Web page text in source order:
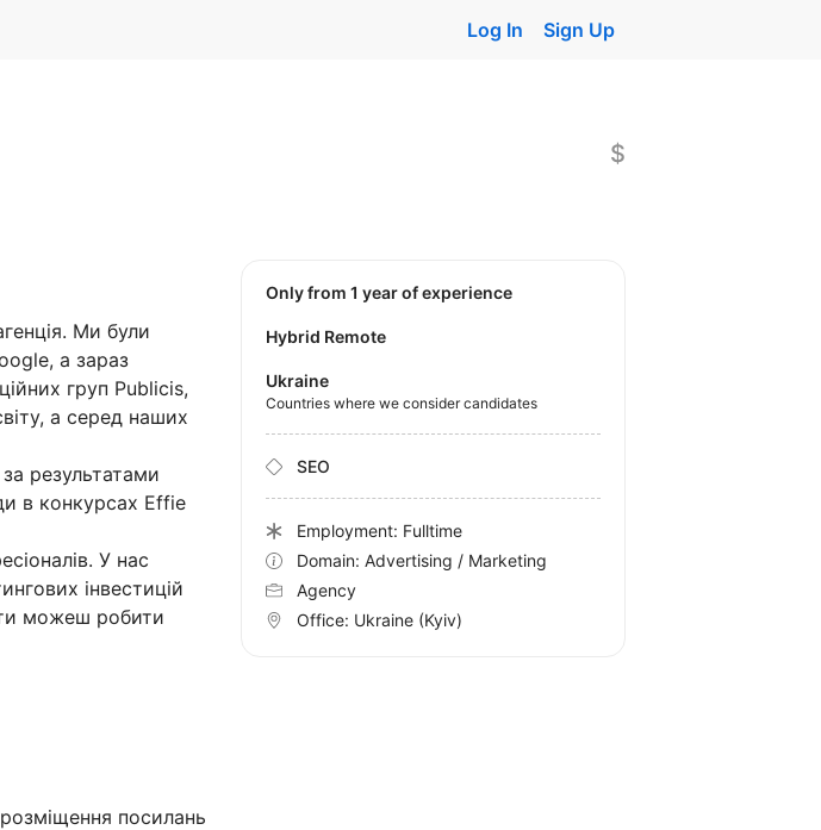
Log In Sign Up
$
Ми були
а зараз
груп Publicis,
а серед наших
результатами
в конкурсах Effie
У нас
інвестицій
можеш робити
посилань
Only from 1 year of experience
Hybrid Remote
Ukraine
Countries where we consider candidates
SEO
Employment: Fulltime
Domain: Advertising / Marketing
Agency
Office: Ukraine (Kyiv)